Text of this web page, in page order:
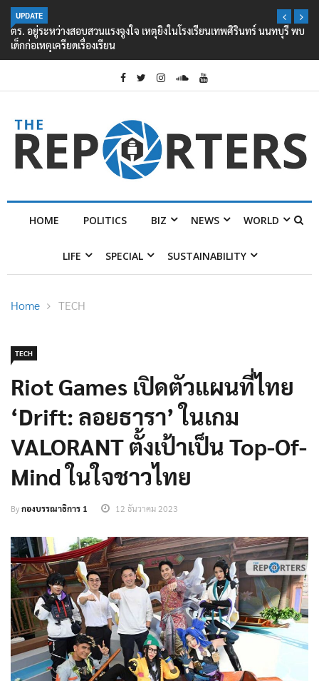
UPDATE
ตร. อยู่ระหว่างสอบสวนแรงจูงใจ เหตุยิงในโรงเรียนเทพศิรินทร์ นนทบุรี พบ
เด็กก่อเหตุเครียดเรื่องเรียน
HOME POLITICS BIZ NEWS WORLD
LIFE SPECIAL SUSTAINABILITY
Home TECH
TECH
Riot Games เปิดตัวแผนที่ไทย
‘Drift: ลอยธารา’ ในเกม
VALORANT ตั้งเป้าเป็น Top-Of-
Mind ในใจชาวไทย
Byกองบรรณาธิการ 1 12 ธันวาคม 2023